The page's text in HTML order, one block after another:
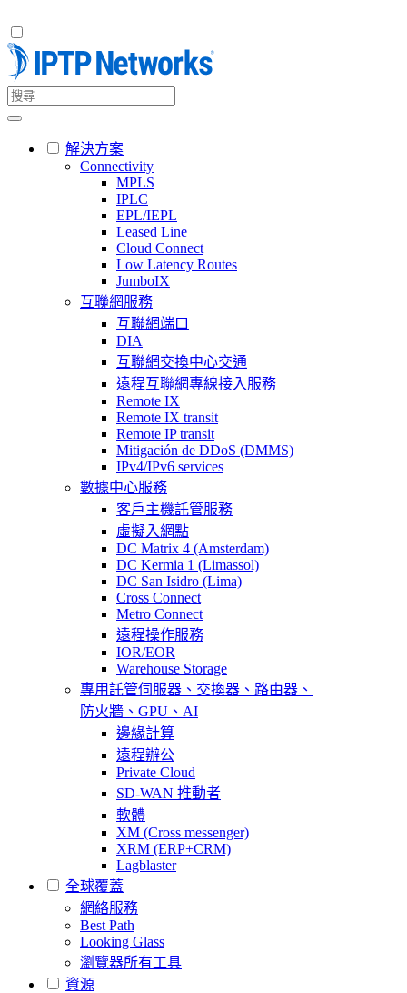
解決方案
Connectivity
MPLS
IPLC
EPL/IEPL
Leased Line
Cloud Connect
Low Latency Routes
JumboIX
互聯網服務
互聯網端口
DIA
互聯網交換中心交通
遠程互聯網專線接入服務
Remote IX
Remote IX transit
Remote IP transit
Mitigación de DDoS (DMMS)
IPv4/IPv6 services
數據中心服務
客戶主機託管服務
虛擬入網點
DC Matrix 4 (Amsterdam)
DC Kermia 1 (Limassol)
DC San Isidro (Lima)
Cross Connect
Metro Connect
遠程操作服務
IOR/EOR
Warehouse Storage
專用託管伺服器、交換器、路由器、
防火牆、GPU、AI
邊緣計算
遠程辦公
Private Cloud
SD-WAN 推動者
軟體
XM (Cross messenger)
XRM (ERP+CRM)
Lagblaster
全球覆蓋
網絡服務
Best Path
Looking Glass
瀏覽器所有工具
資源